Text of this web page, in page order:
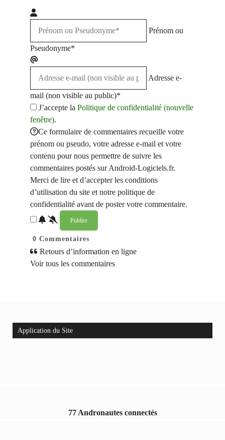
Prénom ou
Pseudonyme*
Adresse e-
mail (non visible au public)*
J’accepte la Politique de confidentialité (nouvelle
fenêtre).
Ce formulaire de commentaires recueille votre
prénom ou pseudo, votre adresse e-mail et votre
contenu pour nous permettre de suivre les
commentaires postés sur Android-Logiciels.fr.
Merci de lire et d’accepter les conditions
d’utilisation du site et notre politique de
confidentialité avant de poster votre commentaire.
0 Commentaires
Retours d’information en ligne
Voir tous les commentaires
Application du Site
77 Andronautes connectés